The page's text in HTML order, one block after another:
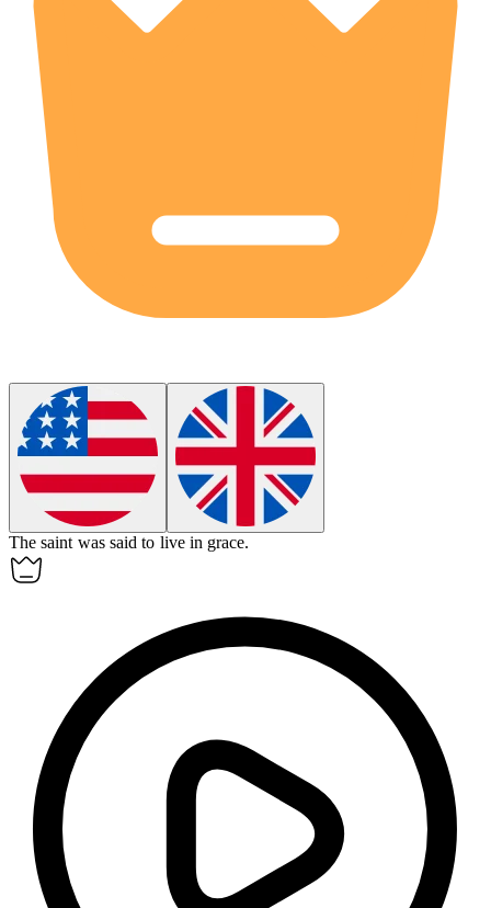
The saint was said to live in grace.